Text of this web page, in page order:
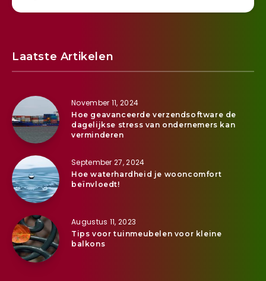
Laatste Artikelen
November 11, 2024
Hoe geavanceerde verzendsoftware de
dagelijkse stress van ondernemers kan
verminderen
September 27, 2024
Hoe waterhardheid je wooncomfort
beïnvloedt!
Augustus 11, 2023
Tips voor tuinmeubelen voor kleine
balkons